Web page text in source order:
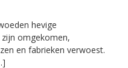
hevige
omgekomen,
en fabrieken verwoest.